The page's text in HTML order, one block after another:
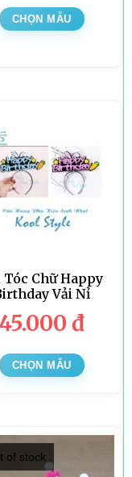
CHỌN MẪU
Tóc Chữ Happy
Vải Nỉ
45.000 đ
CHỌN MẪU
of stock